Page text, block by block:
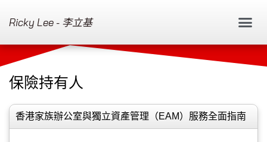
Ricky Lee - 李立基
保險持有人
香港家族辦公室與獨立資產管理（EAM）服務全面指南